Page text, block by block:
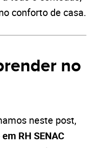
conforto de casa.
no
neste post,
RH SENAC